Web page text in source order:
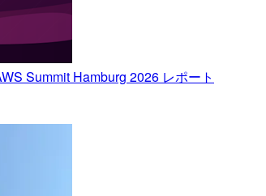
Summit Hamburg 2026 レポート